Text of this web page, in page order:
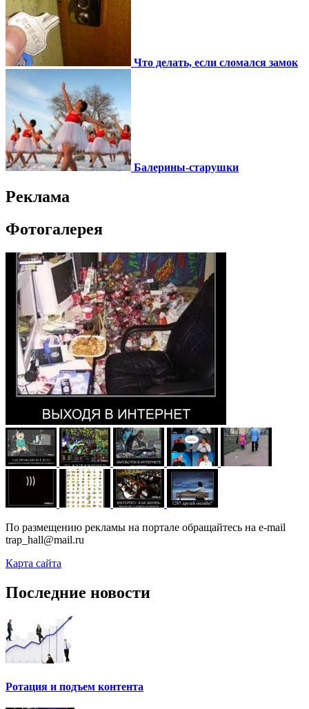
Что делать, если сломался замок
Балерины-старушки
Реклама
Фотогалерея
По размещению рекламы на портале обращайтесь на e-mail
trap_hall@mail.ru
Карта сайта
Последние новости
Ротация и подъем контента